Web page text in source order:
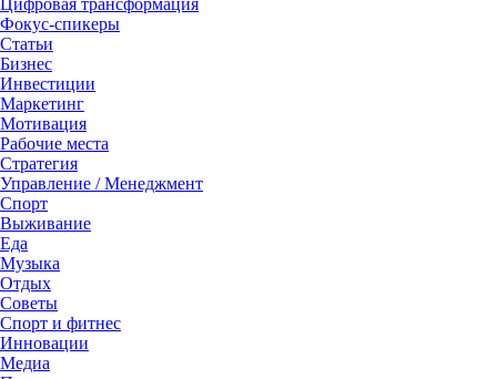
Цифровая трансформация
Фокус-спикеры
Статьи
Бизнес
Инвестиции
Маркетинг
Мотивация
Рабочие места
Стратегия
Управление / Менеджмент
Спорт
Выживание
Еда
Музыка
Отдых
Советы
Спорт и фитнес
Инновации
Медиа